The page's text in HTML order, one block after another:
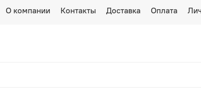
О компании Контакты Доставка Оплата